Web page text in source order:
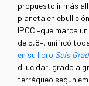
propuesto ir más
planeta en
IPCC –que marca
de 5,8–, unificó
en su libro Seis
dilucidar, grado a
terráqueo según